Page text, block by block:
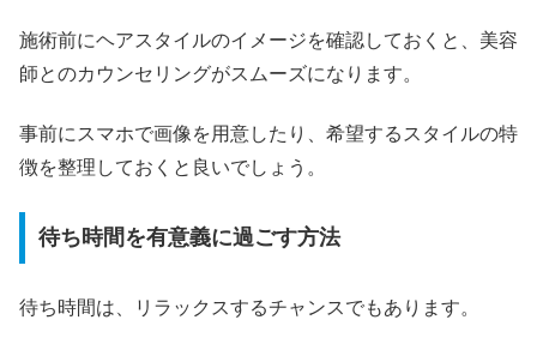
施術前にヘアスタイルのイメージを確認しておくと、美容
師とのカウンセリングがスムーズになります。
事前にスマホで画像を用意したり、希望するスタイルの特
徴を整理しておくと良いでしょう。
待ち時間を有意義に過ごす方法
待ち時間は、リラックスするチャンスでもあります。